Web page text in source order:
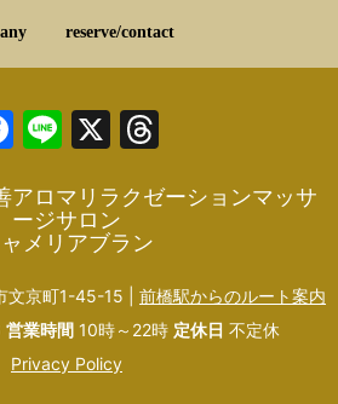
reserve/contact
Facebook
Line
X
アロマリラクゼーションマッサ
ージサロン
メリアブラン
文京町1-45-15 | 前橋駅からのルート案内
営業時間10時～22時 定休日 不定休
Privacy Policy